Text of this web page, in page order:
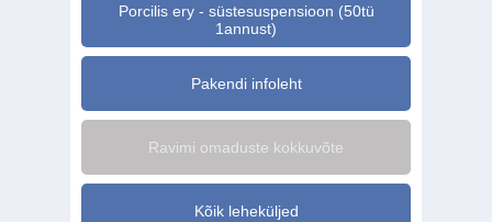
Porcilis ery - süstesuspensioon (50tü
1annust)
Pakendi infoleht
Ravimi omaduste kokkuvõte
Kõik leheküljed